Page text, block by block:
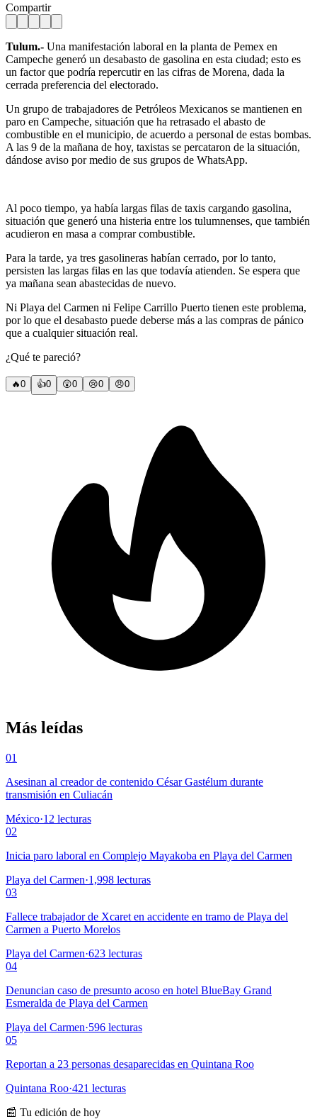
Compartir
Tulum.- Una manifestación laboral en la planta de Pemex en
Campeche generó un desabasto de gasolina en esta ciudad; esto es
un factor que podría repercutir en las cifras de Morena, dada la
cerrada preferencia del electorado.
Un grupo de trabajadores de Petróleos Mexicanos se mantienen en
paro en Campeche, situación que ha retrasado el abasto de
combustible en el municipio, de acuerdo a personal de estas bombas.
A las 9 de la mañana de hoy, taxistas se percataron de la situación,
dándose aviso por medio de sus grupos de WhatsApp.
Al poco tiempo, ya había largas filas de taxis cargando gasolina,
situación que generó una histeria entre los tulumnenses, que también
acudieron en masa a comprar combustible.
Para la tarde, ya tres gasolineras habían cerrado, por lo tanto,
persisten las largas filas en las que todavía atienden. Se espera que
ya mañana sean abastecidas de nuevo.
Ni Playa del Carmen ni Felipe Carrillo Puerto tienen este problema,
por lo que el desabasto puede deberse más a las compras de pánico
que a cualquier situación real.
¿Qué te pareció?
🔥0 👍0 😲0 😢0 😠0
Más leídas
01
Asesinan al creador de contenido César Gastélum durante
transmisión en Culiacán
México·12 lecturas
02
Inicia paro laboral en Complejo Mayakoba en Playa del Carmen
Playa del Carmen·1,998 lecturas
03
Fallece trabajador de Xcaret en accidente en tramo de Playa del
Carmen a Puerto Morelos
Playa del Carmen·623 lecturas
04
Denuncian caso de presunto acoso en hotel BlueBay Grand
Esmeralda de Playa del Carmen
Playa del Carmen·596 lecturas
05
Reportan a 23 personas desaparecidas en Quintana Roo
Quintana Roo·421 lecturas
📰 Tu edición de hoy